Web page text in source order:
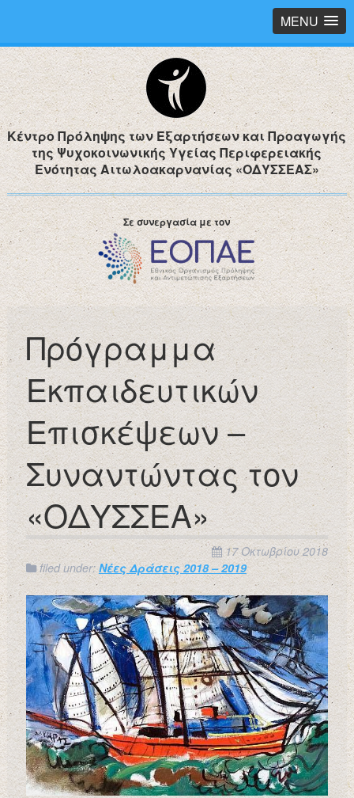
MENU
Κέντρο Πρόληψης των Εξαρτήσεων και Προαγωγής
της Ψυχοκοινωνικής Υγείας Περιφερειακής
Ενότητας Αιτωλοακαρνανίας «ΟΔΥΣΣΕΑΣ»
Σε συνεργασία με τον
Πρόγραμμα
Εκπαιδευτικών
Επισκέψεων –
Συναντώντας τον
«ΟΔΥΣΣΕΑ»
17 Οκτωβρίου 2018
filed under:Νέες Δράσεις 2018 – 2019